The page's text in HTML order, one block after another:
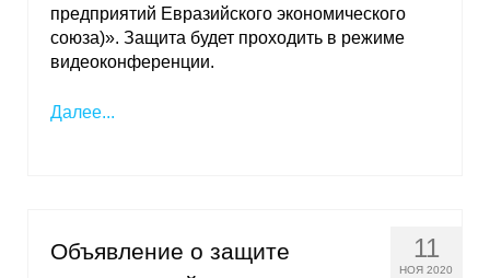
предприятий Евразийского экономического
союза)». Защита будет проходить в режиме
видеоконференции.
Далее...
11
НОЯ 2020
Объявление о защите